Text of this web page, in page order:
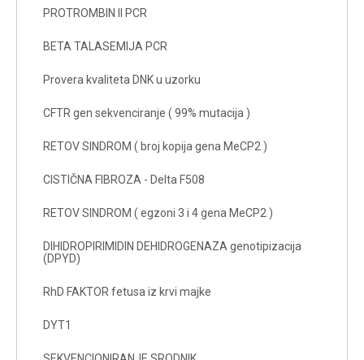
PROTROMBIN II PCR
BETA TALASEMIJA PCR
Provera kvaliteta DNK u uzorku
CFTR gen sekvenciranje ( 99% mutacija )
RETOV SINDROM ( broj kopija gena MeCP2 )
CISTIČNA FIBROZA - Delta F508
RETOV SINDROM ( egzoni 3 i 4 gena MeCP2 )
DIHIDROPIRIMIDIN DEHIDROGENAZA genotipizacija
(DPYD)
RhD FAKTOR fetusa iz krvi majke
DYT1